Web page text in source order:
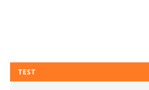
TEST